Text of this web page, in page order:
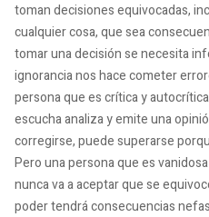
toman decisiones equivocadas,
cualquier cosa, que sea
tomar una decisión se necesita
ignorancia nos hace cometer
persona que es crítica y
escucha analiza y emite una
corregirse, puede superarse
Pero una persona que es
nunca va a aceptar que se
poder tendrá consecuencias